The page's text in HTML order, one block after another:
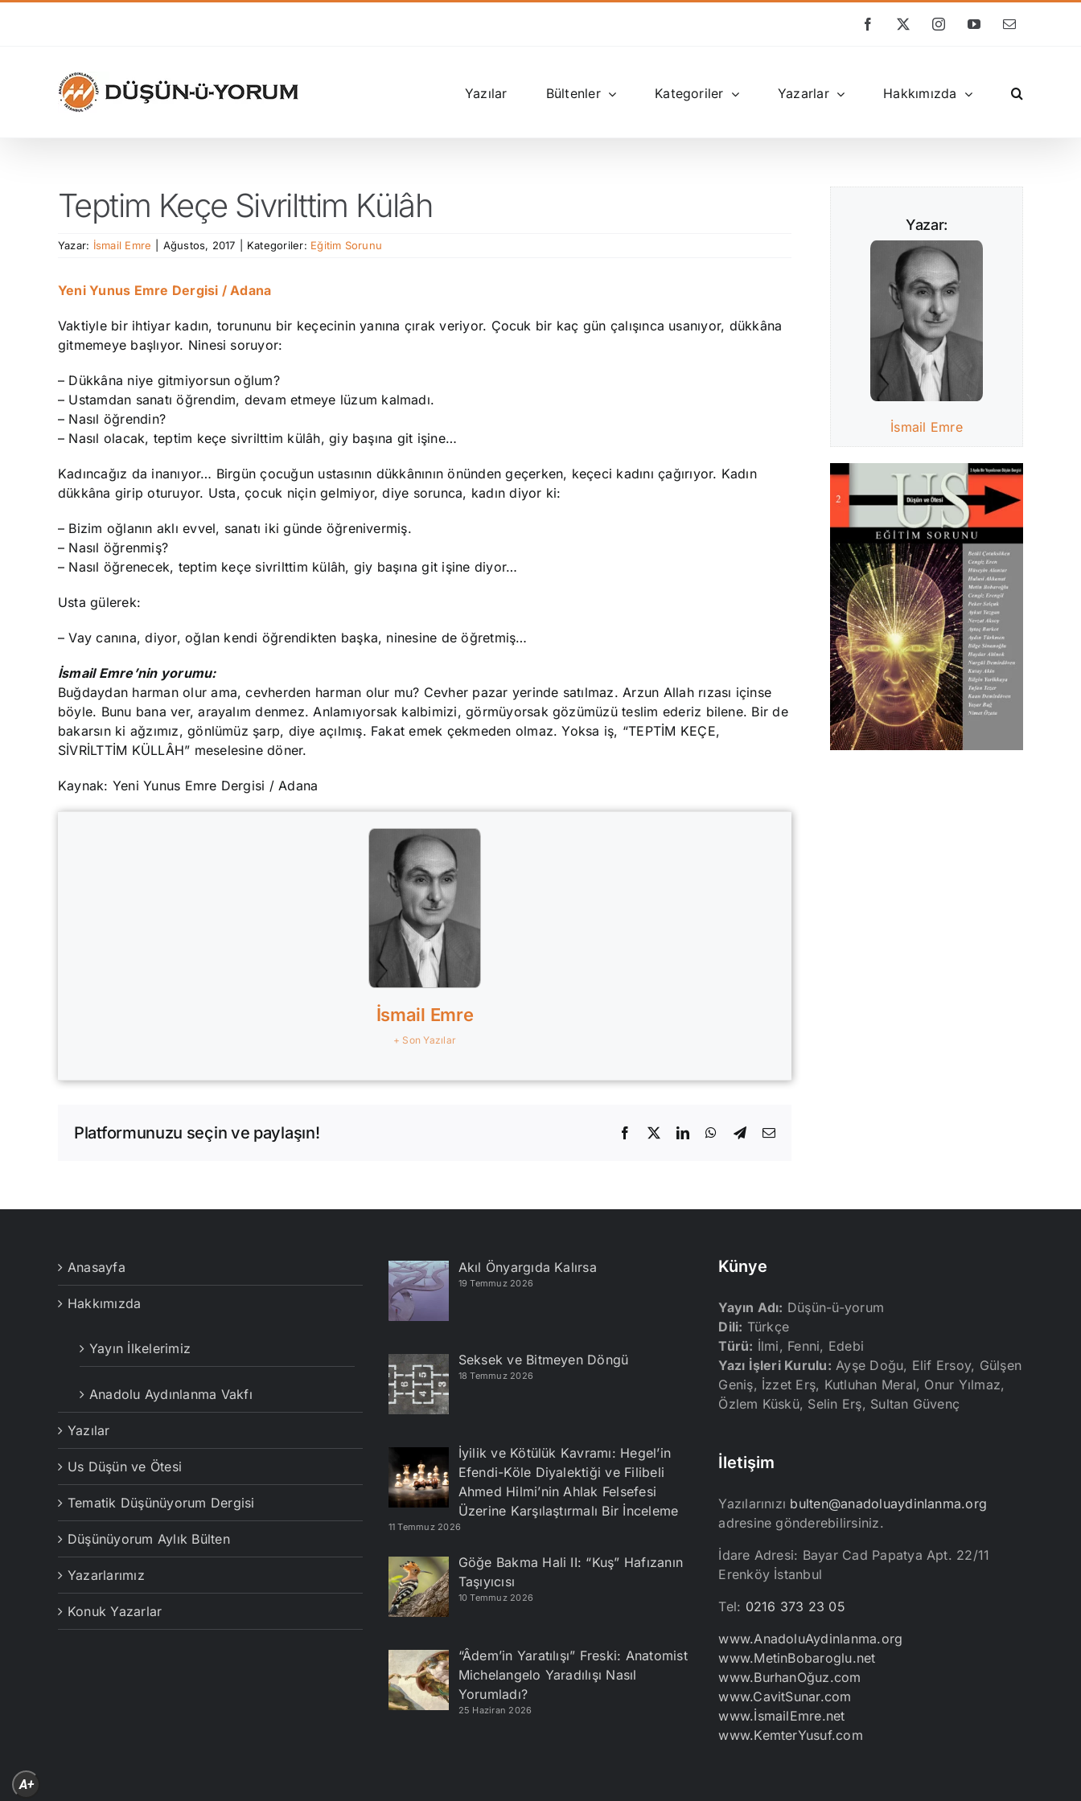
Facebook
X InstagramYouTube
E-
Yazılar Bültenler Kategoriler Yazarlar Hakkımızda
Teptim Keçe Sivrilttim Külâh
Yazar: İsmail Emre Ağustos, 2017 Kategoriler: Eğitim Sorunu
Yeni Yunus Emre Dergisi / Adana
Vaktiyle bir ihtiyar kadın, torununu bir keçecinin yanına çırak veriyor. Çocuk bir kaç gün çalışınca usanıyor, dükkâna
gitmemeye başlıyor. Ninesi soruyor:
– Dükkâna niye gitmiyorsun oğlum?
– Ustamdan sanatı öğrendim, devam etmeye lüzum kalmadı.
– Nasıl öğrendin?
– Nasıl olacak, teptim keçe sivrilttim külâh, giy başına git işine…
Kadıncağız da inanıyor… Birgün çocuğun ustasının dükkânının önünden geçerken, keçeci kadını çağırıyor. Kadın
dükkâna girip oturuyor. Usta, çocuk niçin gelmiyor, diye sorunca, kadın diyor ki:
– Bizim oğlanın aklı evvel, sanatı iki günde öğrenivermiş.
– Nasıl öğrenmiş?
– Nasıl öğrenecek, teptim keçe sivrilttim külâh, giy başına git işine diyor…
Usta gülerek:
– Vay canına, diyor, oğlan kendi öğrendikten başka, ninesine de öğretmiş…
İsmail Emre’nin yorumu:
Buğdaydan harman olur ama, cevherden harman olur mu? Cevher pazar yerinde satılmaz. Arzun Allah rızası içinse
böyle. Bunu bana ver, arayalım denmez. Anlamıyorsak kalbimizi, görmüyorsak gözümüzü teslim ederiz bilene. Bir de
bakarsın ki ağzımız, gönlümüz şarp, diye açılmış. Fakat emek çekmeden olmaz. Yoksa iş, “TEPTİM KEÇE,
SİVRİLTTİM KÜLLÂH” meselesine döner.
Kaynak: Yeni Yunus Emre Dergisi / Adana
İsmail Emre
+ Son Yazılar
Platformunuzu seçin ve paylaşın! Facebook LinkedInWhatsApp
Telegram
E-
Yazar:
İsmail Emre
Anasayfa
Hakkımızda
Yayın İlkelerimiz
Anadolu Aydınlanma Vakfı
Yazılar
Us Düşün ve Ötesi
Tematik Düşünüyorum Dergisi
Düşünüyorum Aylık Bülten
Yazarlarımız
Konuk Yazarlar
Akıl Önyargıda Kalırsa
19 Temmuz 2026
Seksek ve Bitmeyen Döngü
18 Temmuz 2026
İyilik ve Kötülük Kavramı: Hegel’in
Efendi-Köle Diyalektiği ve Filibeli
Ahmed Hilmi’nin Ahlak Felsefesi
Üzerine Karşılaştırmalı Bir İnceleme
11 Temmuz 2026
Göğe Bakma Hali II: “Kuş” Hafızanın
Taşıyıcısı
10 Temmuz 2026
“Âdem’in Yaratılışı” Freski: Anatomist
Michelangelo Yaradılışı Nasıl
Yorumladı?
25 Haziran 2026
Künye
Yayın Adı: Düşün-ü-yorum
Dili: Türkçe
Türü: İlmi, Fenni, Edebi
Yazı İşleri Kurulu: Ayşe Doğu, Elif Ersoy, Gülşen
Geniş, İzzet Erş, Kutluhan Meral, Onur Yılmaz,
Özlem Küskü, Selin Erş, Sultan Güvenç
İletişim
Yazılarınızı bulten@anadoluaydinlanma.org
adresine gönderebilirsiniz.
İdare Adresi: Bayar Cad Papatya Apt. 22/11
Erenköy İstanbul
Tel: 0216 373 23 05
www.AnadoluAydinlanma.org
www.MetinBobaroglu.net
www.BurhanOğuz.com
www.CavitSunar.com
www.İsmailEmre.net
www.KemterYusuf.com
A+